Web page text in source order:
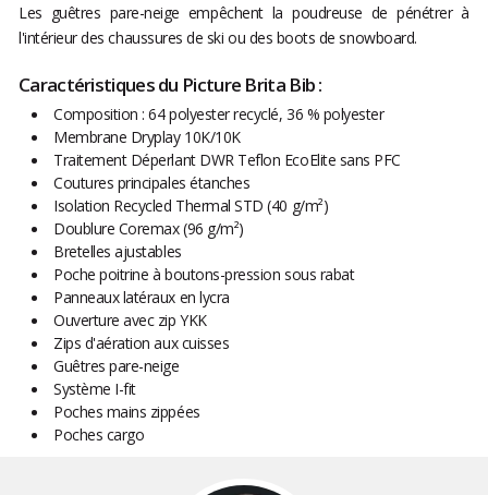
Les guêtres pare-neige empêchent la poudreuse de pénétrer à
l'intérieur des chaussures de ski ou des boots de snowboard.
Caractéristiques du Picture Brita Bib :
Composition : 64 polyester recyclé, 36 % polyester
Membrane Dryplay 10K/10K
Traitement Déperlant DWR Teflon EcoElite sans PFC
Coutures principales étanches
Isolation Recycled Thermal STD (40 g/m²)
Doublure Coremax (96 g/m²)
Bretelles ajustables
Poche poitrine à boutons-pression sous rabat
Panneaux latéraux en lycra
Ouverture avec zip YKK
Zips d'aération aux cuisses
Guêtres pare-neige
Système I-fit
Poches mains zippées
Poches cargo